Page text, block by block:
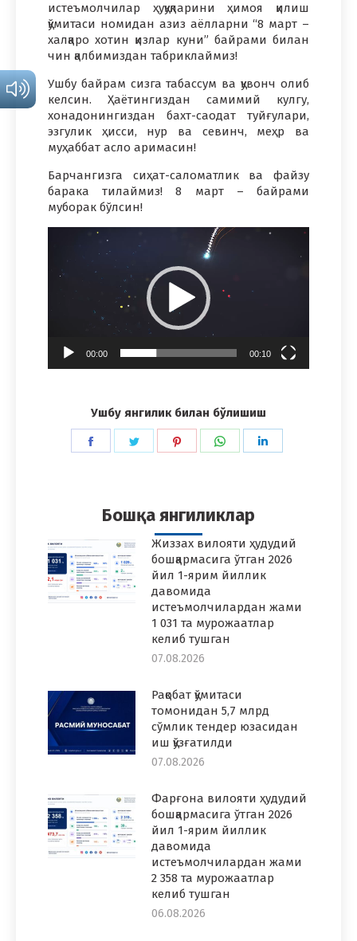
истеъмолчилар ҳуқуқларини ҳимоя қилиш
қўмитаси номидан азиз аёлларни “8 март –
халқаро хотин қизлар куни” байрами билан
чин қалбимиздан табриклаймиз!
Ушбу байрам сизга табассум ва қувонч олиб
келсин. Ҳаётингиздан самимий кулгу,
хонадонингиздан бахт-саодат туйғулари,
эзгулик ҳисси, нур ва севинч, меҳр ва
муҳаббат асло аримасин!
Барчангизга сиҳат-саломатлик ва файзу
барака тилаймиз! 8 март – байрами
муборак бўлсин!
00:00 00:10
Ушбу янгилик билан бўлишиш
Share
Share
Share
Share
Бошқа янгиликлар
Жиззах вилояти ҳудудий
бошқармасига ўтган 2026
йил 1-ярим йиллик
давомида
истеъмолчилардан жами
1 031 та мурожаатлар
келиб тушган
07.08.2026
Рақобат қўмитаси
томонидан 5,7 млрд
сўмлик тендер юзасидан
иш қўзғатилди
07.08.2026
Фарғона вилояти ҳудудий
бошқармасига ўтган 2026
йил 1-ярим йиллик
давомида
истеъмолчилардан жами
2 358 та мурожаатлар
келиб тушган
06.08.2026